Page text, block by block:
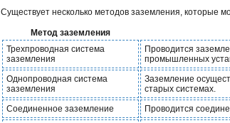
Существует несколько методов заземления, которые
Метод заземления
Трехпроводная система
заземления
Проводится
промышленных
Однопроводная система
заземления
Заземление
старых системах.
Соединенное заземление
Проводится